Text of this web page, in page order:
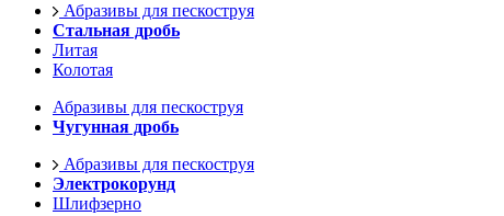
Абразивы для пескоструя
Стальная дробь
Литая
Колотая
Абразивы для пескоструя
Чугунная дробь
Абразивы для пескоструя
Электрокорунд
Шлифзерно